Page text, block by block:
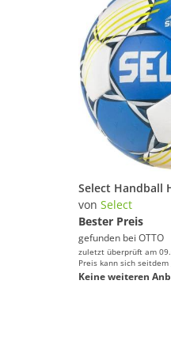
von Select
Bester Preis
gefunden bei OTTO
zuletzt überprüft am
Preis kann sich
Keine weiteren